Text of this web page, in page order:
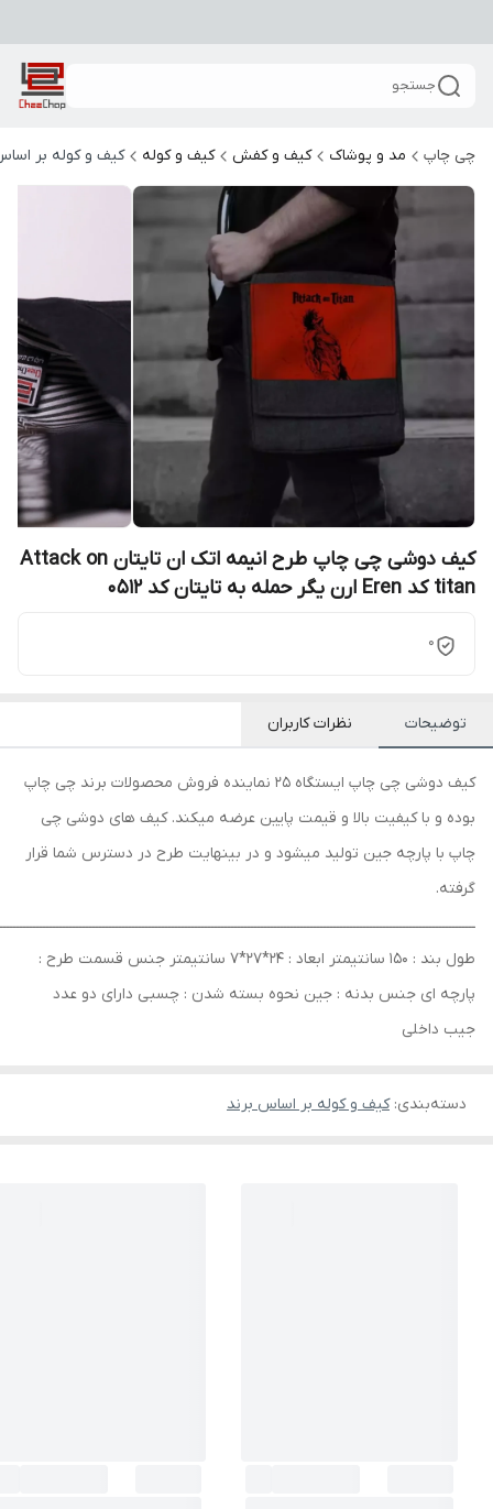
جستجو
چی چاپ مد و پوشاک کیف و کفش کیف و کوله کیف و کوله بر
کیف دوشی چی چاپ طرح انیمه اتک ان تایتان Attack on
titan کد Eren ارن یگر حمله به تایتان کد 0512
0
توضیحات نظرات کاربران
کیف دوشی چی چاپ ایستگاه 25 نماینده فروش محصولات برند چی چاپ
بوده و با کیفیت بالا و قیمت پایین عرضه میکند. کیف های دوشی چی
چاپ با پارچه جین تولید میشود و در بینهایت طرح در دسترس شما قرار
گرفته.
طول بند : 150 سانتیمتر ابعاد : 24*27*7 سانتیمتر جنس قسمت طرح :
پارچه ای جنس بدنه : جین نحوه بسته شدن : چسبی دارای دو عدد
جیب داخلی
دسته‌بندی:کیف و کوله بر اساس برند